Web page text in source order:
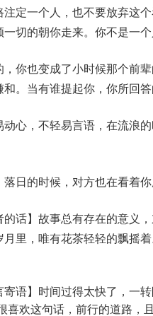
一个人，也不要放弃这个
一切的朝你走来。你不是一
也变成了小时候那个前辈
和。当有谁提起你，你所回
，不轻易言语，在流浪的
的时候，对方也在看着
】故事总有存在的意义，
月里，唯有花茶轻轻的飘摇
】时间过得太快了，一转
喜欢这句话，前行的道路，